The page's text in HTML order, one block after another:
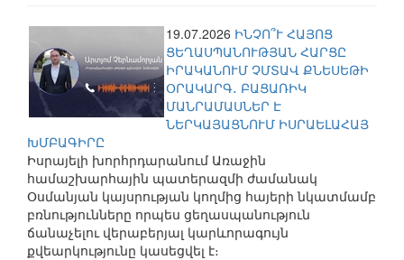
19.07.2026 ԻՆՉՈ՞Ւ ՀԱՅՈՑ
ՑԵՂԱՍՊԱՆՈՒԹՅԱՆ ՀԱՐՑԸ
ԻՐԱԿԱՆՈՒՄ ՉՄՏԱՎ ՔՆԵՍԵԹԻ
ՕՐԱԿԱՐԳ․ ԲԱՑԱՌԻԿ
ՄԱՆՐԱՄԱՍՆԵՐ Է
ՆԵՐԿԱՅԱՑՆՈՒՄ ԻՍՐԱԵԼԱՀԱՅ
ԽՄԲԱԳԻՐԸ
Իսրայելի խորհրդարանում Առաջին
համաշխարհային պատերազմի ժամանակ
Օսմանյան կայսրության կողմից հայերի նկատմամբ
բռնությունները որպես ցեղասպանություն
ճանաչելու վերաբերյալ կարևորագույն
քվեարկությունը կասեցվել է։